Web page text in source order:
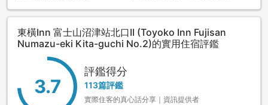
東橫Inn 富士山沼津站北口II (Toyoko Inn Fujisan
Numazu-eki Kita-guchi No.2)的實用住宿評鑑
3.7
評鑑得分
113篇評鑑
實際住客的真心話分享｜資訊提供者